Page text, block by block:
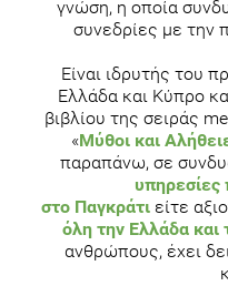
reevaluation of the
bone turnover markers
supplementation in
randomized, double-blind,
Menopause 12(1): 63-8.
Prince, R., A. Devine, et al.
supplementation (milk
bone density in
γνώση, η οποία
συνεδρίες με την
Είναι ιδρυτής του
Ελλάδα και Κύπρο
βιβλίου της σειράς
«Μύθοι και
παραπάνω, σε
υπηρεσίες
στο Παγκράτι είτε
όλη την Ελλάδα και
ανθρώπους, έχει